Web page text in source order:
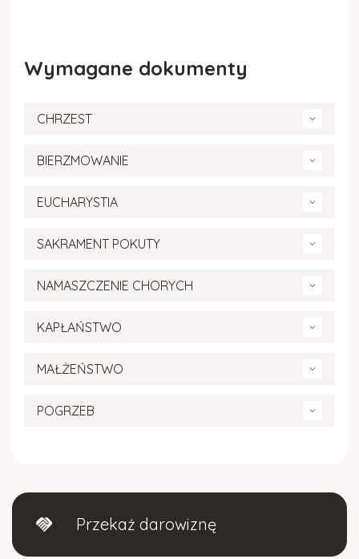
handshake Przekaż darowiznę
Wymagane dokumenty
CHRZEST
BIERZMOWANIE
EUCHARYSTIA
SAKRAMENT POKUTY
NAMASZCZENIE CHORYCH
KAPŁAŃSTWO
MAŁŻEŃSTWO
POGRZEB